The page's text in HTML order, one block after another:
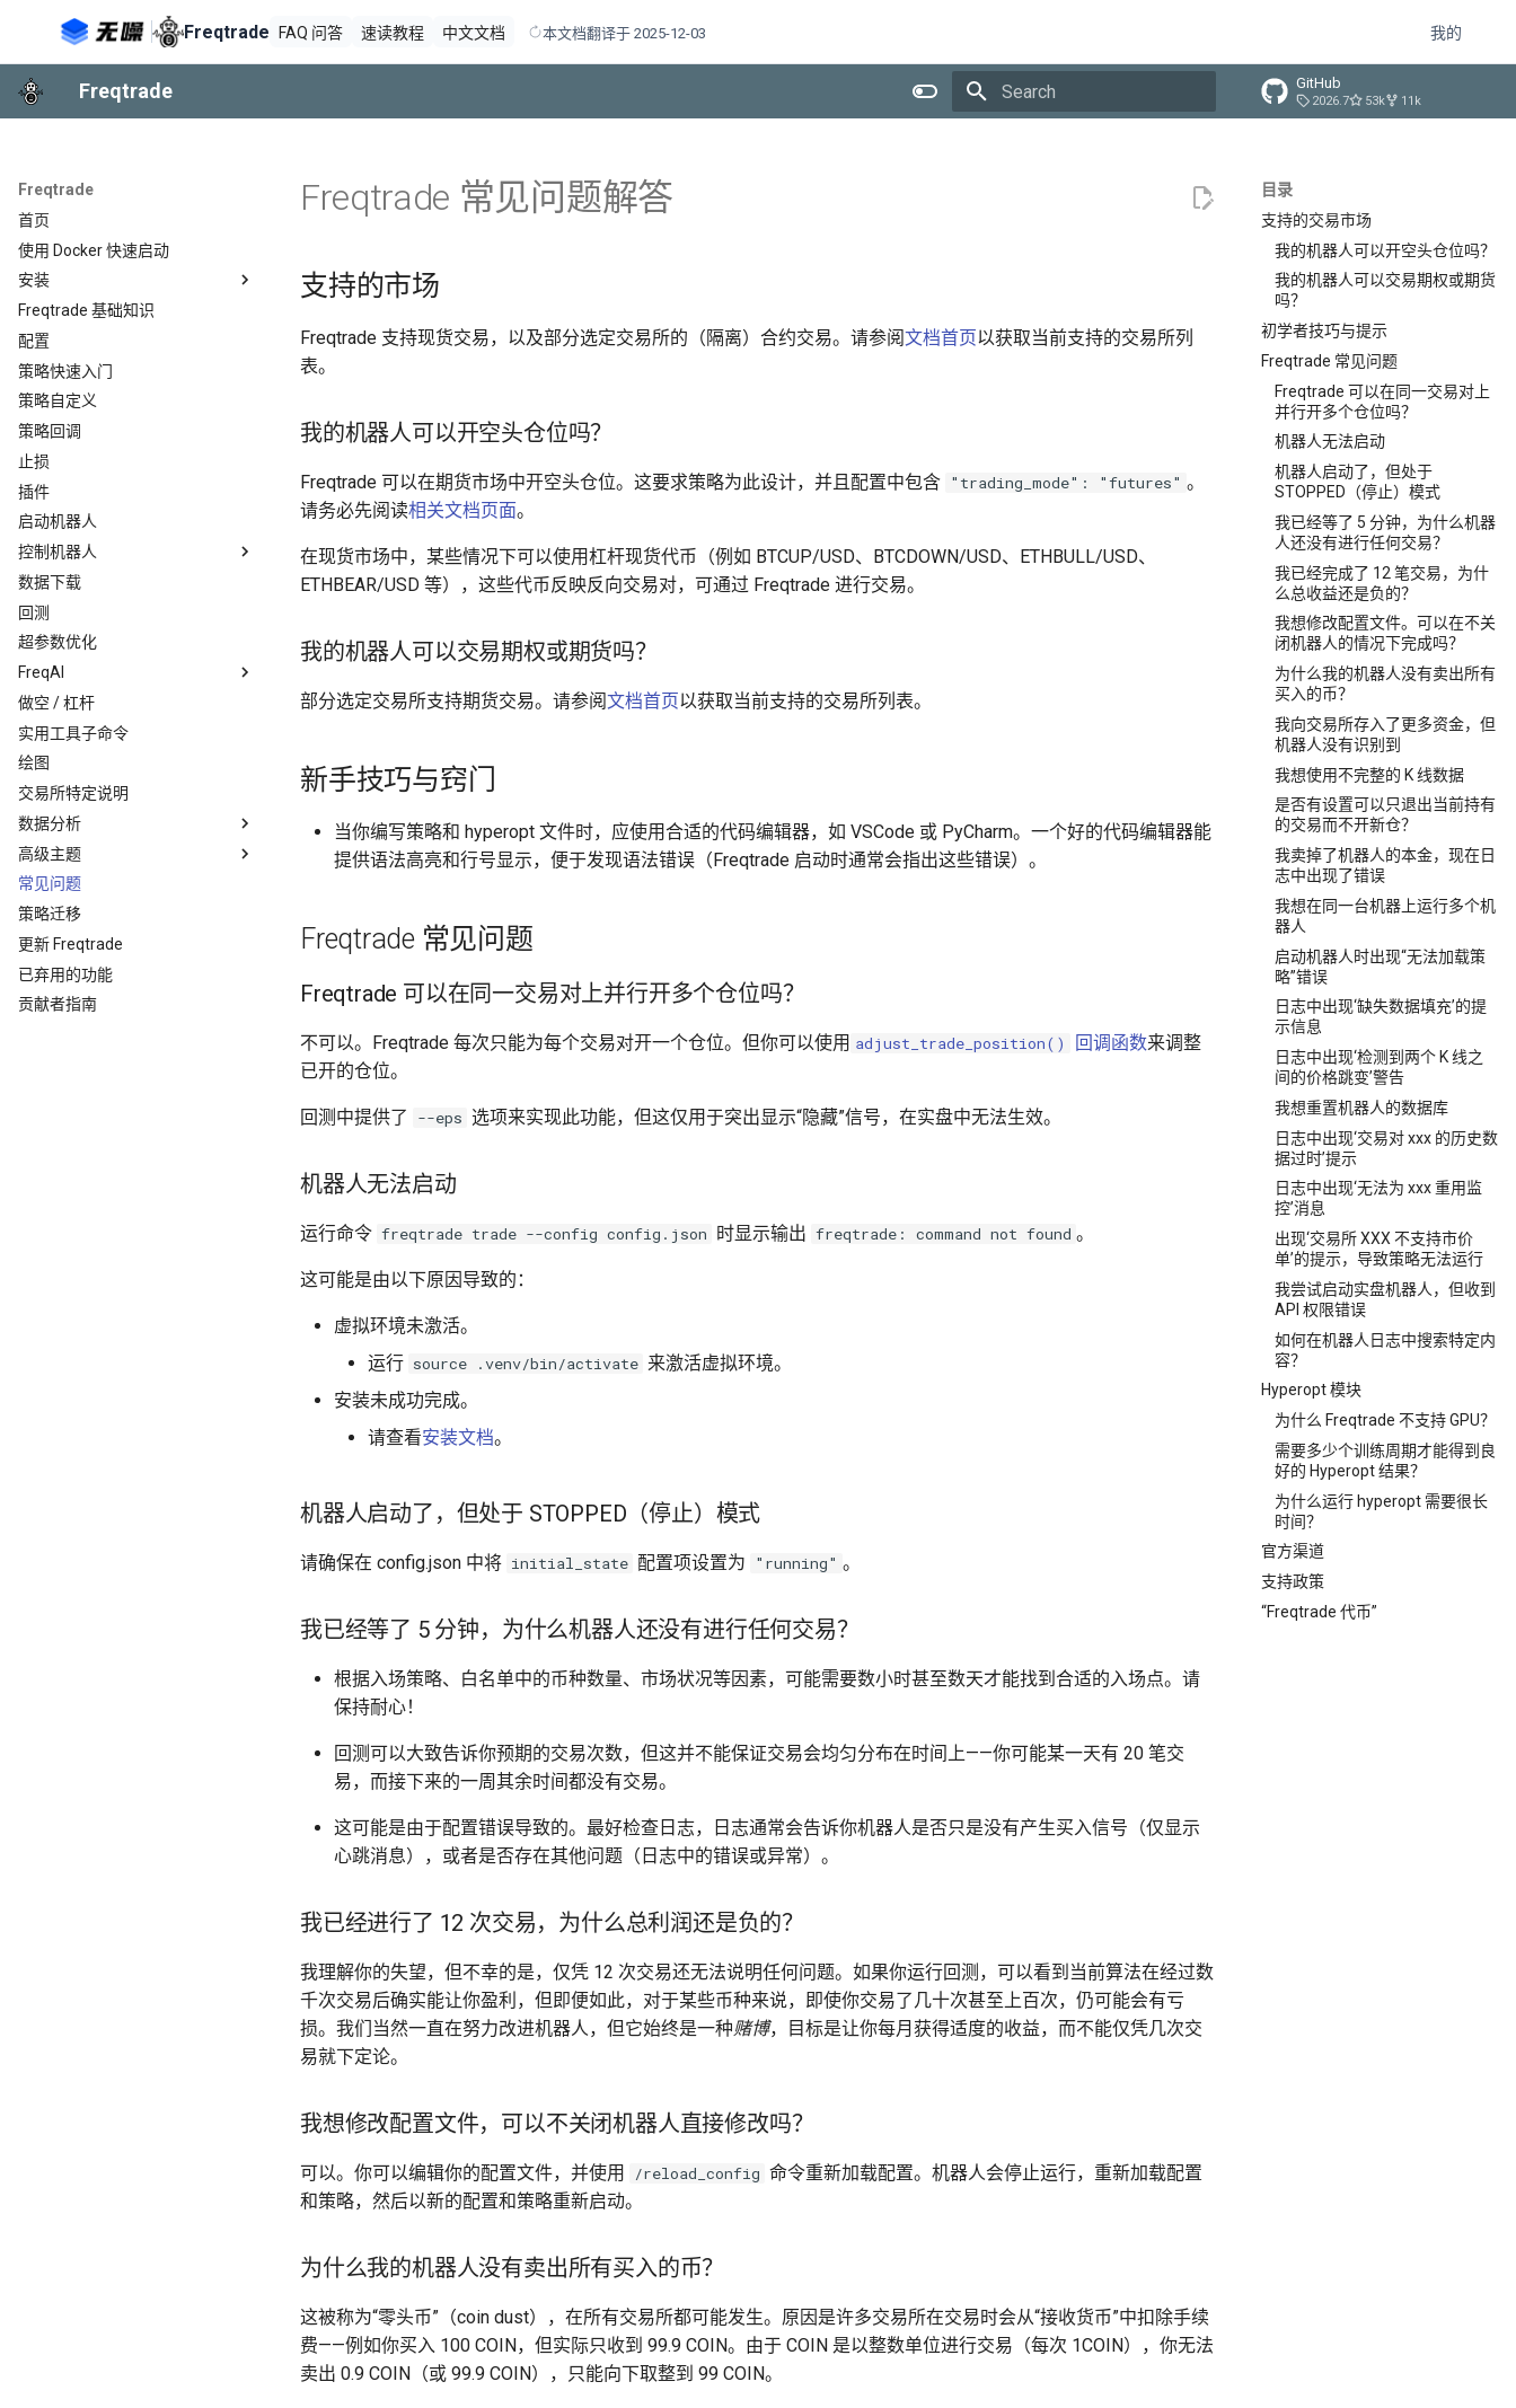
Freqtrade FAQ 问答 速读教程 中文文档 本文档翻译于 2025-12-03 我的
Freqtrade GitHub
2026.7 53k 11k
Freqtrade
首页
使用 Docker 快速启动
安装
Linux/MacOS/树莓派
Windows
Freqtrade 基础知识
配置
策略快速入门
策略自定义
策略回调
止损
插件
启动机器人
控制机器人
Telegram
freqUI
REST API
Web Hook
数据下载
回测
超参数优化
FreqAI
介绍
配置
参数表
特征工程
运行 FreqAI
强化学习
开发者指南
做空 / 杠杆
实用工具子命令
绘图
交易所特定说明
数据分析
Jupyter 笔记本
策略分析
回测分析
高级主题
高级安装后任务
交易对象
前瞻分析
递归分析
高级策略
常见问题
策略迁移
更新 Freqtrade
已弃用的功能
贡献者指南
目录
支持的交易市场
我的机器人可以开空头仓位吗？
我的机器人可以交易期权或期货
吗？
初学者技巧与提示
Freqtrade 常见问题
Freqtrade 可以在同一交易对上
并行开多个仓位吗？
机器人无法启动
机器人启动了，但处于
STOPPED（停止）模式
我已经等了 5 分钟，为什么机器
人还没有进行任何交易？
我已经完成了 12 笔交易，为什
么总收益还是负的？
我想修改配置文件。可以在不关
闭机器人的情况下完成吗？
为什么我的机器人没有卖出所有
买入的币？
我向交易所存入了更多资金，但
机器人没有识别到
我想使用不完整的 K 线数据
是否有设置可以只退出当前持有
的交易而不开新仓？
我卖掉了机器人的本金，现在日
志中出现了错误
我想在同一台机器上运行多个机
器人
启动机器人时出现“无法加载策
略”错误
日志中出现‘缺失数据填充’的提
示信息
日志中出现‘检测到两个 K 线之
间的价格跳变’警告
我想重置机器人的数据库
日志中出现‘交易对 xxx 的历史数
据过时’提示
日志中出现‘无法为 xxx 重用监
控’消息
出现‘交易所 XXX 不支持市价
单’的提示，导致策略无法运行
我尝试启动实盘机器人，但收到
API 权限错误
如何在机器人日志中搜索特定内
容？
Hyperopt 模块
为什么 Freqtrade 不支持 GPU？
需要多少个训练周期才能得到良
好的 Hyperopt 结果？
为什么运行 hyperopt 需要很长
时间？
官方渠道
支持政策
“Freqtrade 代币”
Freqtrade 常见问题解答
支持的市场
Freqtrade 支持现货交易，以及部分选定交易所的（隔离）合约交易。请参阅文档首页以获取当前支持的交易所列
表。
我的机器人可以开空头仓位吗？
Freqtrade 可以在期货市场中开空头仓位。这要求策略为此设计，并且配置中包含 "trading_mode": "futures" 。
请务必先阅读相关文档页面。
在现货市场中，某些情况下可以使用杠杆现货代币（例如 BTCUP/USD、BTCDOWN/USD、ETHBULL/USD、
ETHBEAR/USD 等），这些代币反映反向交易对，可通过 Freqtrade 进行交易。
我的机器人可以交易期权或期货吗？
部分选定交易所支持期货交易。请参阅文档首页以获取当前支持的交易所列表。
新手技巧与窍门
当你编写策略和 hyperopt 文件时，应使用合适的代码编辑器，如 VSCode 或 PyCharm。一个好的代码编辑器能
提供语法高亮和行号显示，便于发现语法错误（Freqtrade 启动时通常会指出这些错误）。
Freqtrade 常见问题
Freqtrade 可以在同一交易对上并行开多个仓位吗？
不可以。Freqtrade 每次只能为每个交易对开一个仓位。但你可以使用 adjust_trade_position() 回调函数来调整
已开的仓位。
回测中提供了 --eps 选项来实现此功能，但这仅用于突出显示“隐藏”信号，在实盘中无法生效。
机器人无法启动
运行命令 freqtrade trade --config config.json 时显示输出 freqtrade: command not found 。
这可能是由以下原因导致的：
虚拟环境未激活。
运行 source .venv/bin/activate 来激活虚拟环境。
安装未成功完成。
请查看安装文档。
机器人启动了，但处于 STOPPED（停止）模式
请确保在 config.json 中将 initial_state 配置项设置为 "running" 。
我已经等了 5 分钟，为什么机器人还没有进行任何交易？
根据入场策略、白名单中的币种数量、市场状况等因素，可能需要数小时甚至数天才能找到合适的入场点。请
保持耐心！
回测可以大致告诉你预期的交易次数，但这并不能保证交易会均匀分布在时间上——你可能某一天有 20 笔交
易，而接下来的一周其余时间都没有交易。
这可能是由于配置错误导致的。最好检查日志，日志通常会告诉你机器人是否只是没有产生买入信号（仅显示
心跳消息），或者是否存在其他问题（日志中的错误或异常）。
我已经进行了 12 次交易，为什么总利润还是负的？
我理解你的失望，但不幸的是，仅凭 12 次交易还无法说明任何问题。如果你运行回测，可以看到当前算法在经过数
千次交易后确实能让你盈利，但即便如此，对于某些币种来说，即使你交易了几十次甚至上百次，仍可能会有亏
损。我们当然一直在努力改进机器人，但它始终是一种赌博，目标是让你每月获得适度的收益，而不能仅凭几次交
易就下定论。
我想修改配置文件，可以不关闭机器人直接修改吗？
可以。你可以编辑你的配置文件，并使用 /reload_config 命令重新加载配置。机器人会停止运行，重新加载配置
和策略，然后以新的配置和策略重新启动。
为什么我的机器人没有卖出所有买入的币？
这被称为“零头币”（coin dust），在所有交易所都可能发生。原因是许多交易所在交易时会从“接收货币”中扣除手续
费——例如你买入 100 COIN，但实际只收到 99.9 COIN。由于 COIN 是以整数单位进行交易（每次 1COIN），你无法
卖出 0.9 COIN（或 99.9 COIN），只能向下取整到 99 COIN。